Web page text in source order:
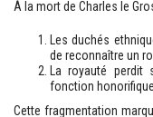
À la mort de Charles le
Les duchés
de reconnaître un
La royauté perdit
fonction
Cette fragmentation